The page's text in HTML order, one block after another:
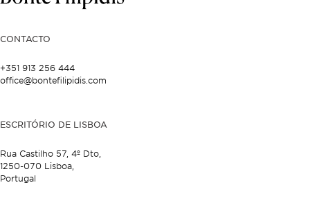
CONTACTO
+351 913 256 444
office@bontefilipidis.com
ESCRITÓRIO DE LISBOA
Rua Castilho 57, 4º Dto,
1250-070 Lisboa,
Portugal